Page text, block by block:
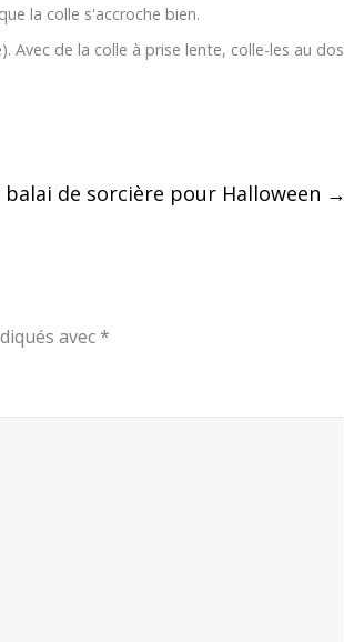
la colle s'accroche bien.
de la colle à prise lente, colle-les au dos
balai de sorcière pour Halloween →
avec *